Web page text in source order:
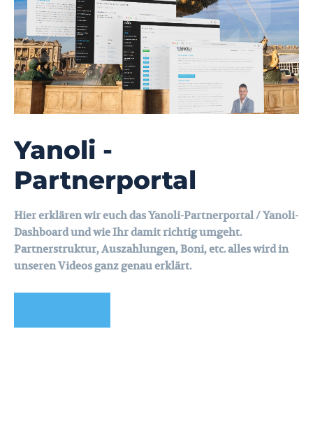
Yanoli -
Partnerportal
Hier erklären wir euch das Yanoli-Partnerportal / Yanoli-
Dashboard und wie Ihr damit richtig umgeht.
Partnerstruktur, Auszahlungen, Boni, etc. alles wird in
unseren Videos ganz genau erklärt.